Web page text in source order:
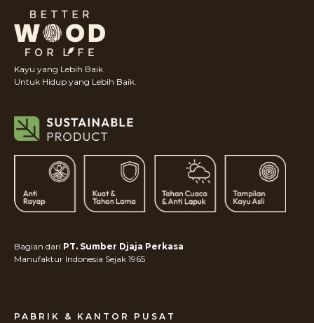
Kayu yang Lebih Baik.
Untuk Hidup yang Lebih Baik.
Bagian dari PT. Sumber Djaja Perkasa
Manufaktur Indonesia Sejak 1965
PABRIK & KANTOR PUSAT